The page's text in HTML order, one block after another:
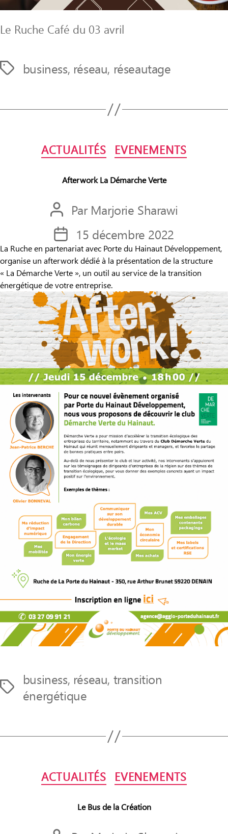
Le Ruche Café du 03 avril
Étiquettes
business, réseau, réseautage
Catégories
ACTUALITÉS EVENEMENTS
Afterwork La Démarche Verte
Auteur
de
l’article
Par Marjorie Sharawi
Date
de
l’article
15 décembre 2022
La Ruche en partenariat avec Porte du Hainaut Développement,
organise un afterwork dédié à la présentation de la structure
« La Démarche Verte », un outil au service de la transition
énergétique de votre entreprise.
Étiquettes
business, réseau, transition
énergétique
Catégories
ACTUALITÉS EVENEMENTS
Le Bus de la Création